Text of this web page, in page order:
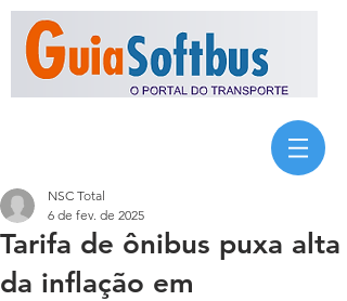
Tarifa de ônibus puxa alta
da inflação em
NSC Total
6 de fev. de 2025